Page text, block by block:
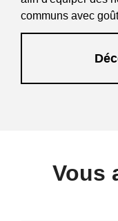
communs avec
Vous